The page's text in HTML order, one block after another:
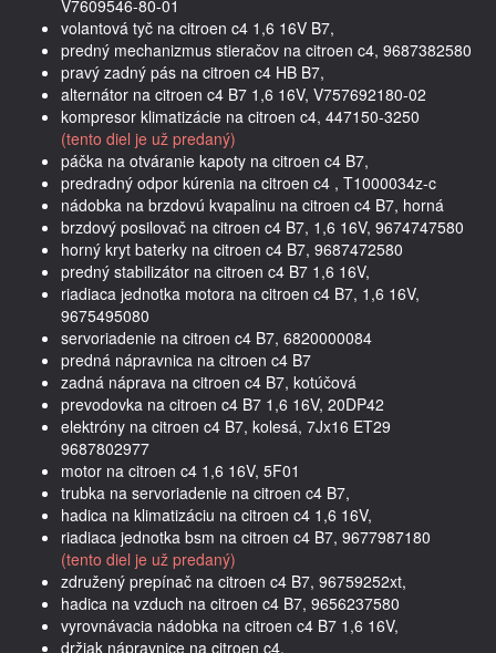
V7609546-80-01
volantová tyč na citroen c4 1,6 16V B7,
predný mechanizmus stieračov na citroen c4, 9687382580
pravý zadný pás na citroen c4 HB B7,
alternátor na citroen c4 B7 1,6 16V, V757692180-02
kompresor klimatizácie na citroen c4, 447150-3250
(tento diel je už predaný)
páčka na otváranie kapoty na citroen c4 B7,
predradný odpor kúrenia na citroen c4 , T1000034z-c
nádobka na brzdovú kvapalinu na citroen c4 B7, horná
brzdový posilovač na citroen c4 B7, 1,6 16V, 9674747580
horný kryt baterky na citroen c4 B7, 9687472580
predný stabilizátor na citroen c4 B7 1,6 16V,
riadiaca jednotka motora na citroen c4 B7, 1,6 16V,
9675495080
servoriadenie na citroen c4 B7, 6820000084
predná nápravnica na citroen c4 B7
zadná náprava na citroen c4 B7, kotúčová
prevodovka na citroen c4 B7 1,6 16V, 20DP42
elektróny na citroen c4 B7, kolesá, 7Jx16 ET29
9687802977
motor na citroen c4 1,6 16V, 5F01
trubka na servoriadenie na citroen c4 B7,
hadica na klimatizáciu na citroen c4 1,6 16V,
riadiaca jednotka bsm na citroen c4 B7, 9677987180
(tento diel je už predaný)
združený prepínač na citroen c4 B7, 96759252xt,
hadica na vzduch na citroen c4 B7, 9656237580
vyrovnávacia nádobka na citroen c4 B7 1,6 16V,
držiak nápravnice na citroen c4,